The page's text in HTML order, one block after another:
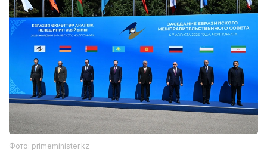
Фото: primeminister.kz